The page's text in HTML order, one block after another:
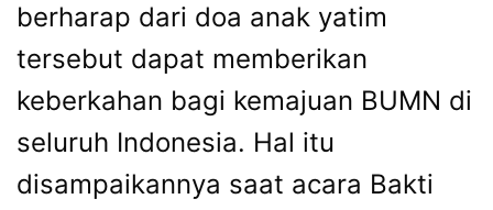
berharap dari doa anak yatim
tersebut dapat memberikan
keberkahan bagi kemajuan BUMN di
seluruh Indonesia. Hal itu
disampaikannya saat acara Bakti